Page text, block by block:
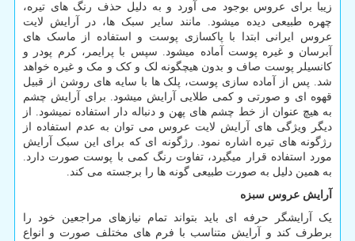
زیبا برای عروس بوجود می آورد و به دلیل حذف رنگ های تیره،
چهره طبیعی دیده میشود. مانند سایر سبک ها، در آرایش لایت
عروس ایرانی ابتدا با پاکسازی پوست و استفاده از ماسک های
آبرسان و غیره پوست آماده میشود. سپس با پرایمر، کرم پودر و
کانسیلر پوست صاف و بدون هیچگونه لک و کک و مک و غیره خواهد
شد. پس از آماده سازی پوست، پلک ها با سایه های روشن از قبیل
قهوه ای و صورتی و کمی طلایی آرایش میشود. برای آرایش چشم
به هیچ عنوان از خط چشم های پهن و دنباله دار استفاده نمیشود. از
دیگر ویژگی های آرایش لایت عروس می توان به عدم استفاده از
رژگونه های تیره اشاره نمود. رژگونه ای که برای این سبک آرایش
مورد استفاده قرار میگیرد، تفاوت رنگ کمی با پوست صورت دارد.
به همین دلیل به صورت طبیعی گونه ها را برجسته می کند.
آرایش عروس سبزه
یک آرایشگر حرفه ای باید بتواند تمام نیازهای مراجعین خود را
برطرف کند و آرایش متناسب با فرم های مختلف صورت و انواع